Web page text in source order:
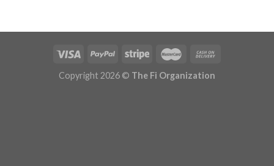
Copyright 2026 © The Fi Organization